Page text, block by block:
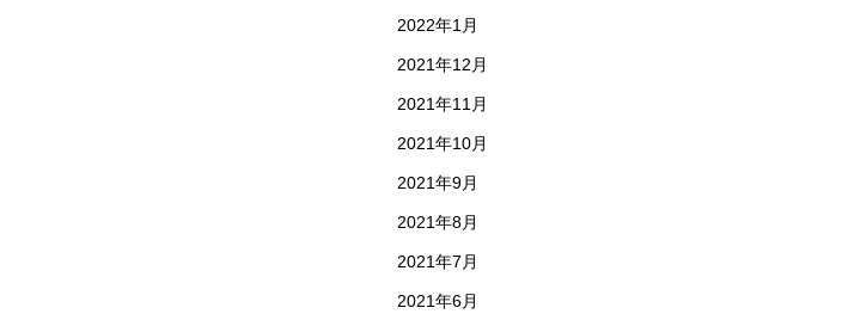
2022年1月
2021年12月
2021年11月
2021年10月
2021年9月
2021年8月
2021年7月
2021年6月